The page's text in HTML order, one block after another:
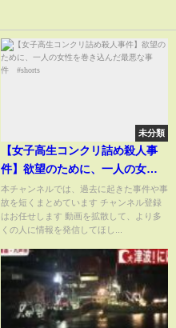
未分類
【女子高生コンクリ詰め殺人事
件】欲望のために、一人の女性
を巻き込んだ最悪な事件
#shorts
本チャンネルでは、過去に起きた事件や事
故を短くまとめています チャンネル登録
はお任せします 動画を拡散して、より多
くの人に情報を発信してほし...